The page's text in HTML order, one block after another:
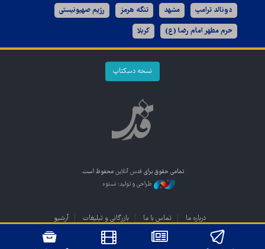
دونالد ترامپ مشهد تنگه هرمز رژیم صهیونیستی
حرم مطهر امام رضا (ع) کربلا
نسخه دسکتاپ
تمامی حقوق برای قدس آنلاین محفوظ است.
طراحی و تولید: نستوه
درباره ما تماس با ما بازرگانی و تبلیغات آرشیو